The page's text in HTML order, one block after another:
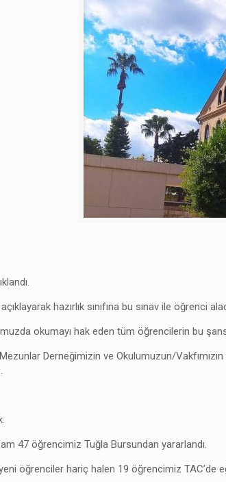
hazırlık sınıfına bu sınav ile öğrenci
okumayı hak eden tüm öğrencilerin bu
Derneğimizin ve Okulumuzun/
47 öğrencimiz Tuğla Bursundan yararlandı.
yeni öğrenciler hariç halen 19 öğrencimiz TAC’de